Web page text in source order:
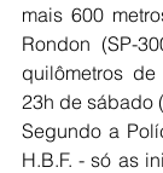
mais 600
Rondon (SP-
quilômetros
23h de sábado
Segundo a
H.B.F. - só as